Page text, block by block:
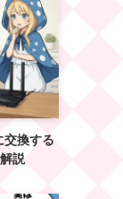
交換する
説